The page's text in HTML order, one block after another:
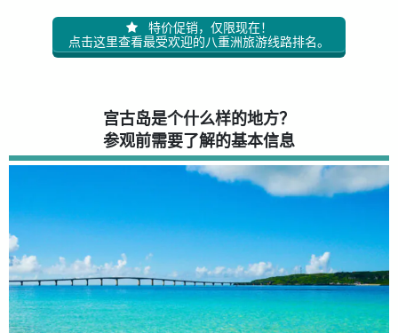
8.2.
SUP
8.4.探索南瓜洞洞穴
一日游计划] 宫古岛模型之旅的浓缩版，可欣赏壮观美
景，品尝美食！ 宫古岛模型一日游
12.摘要
特价促销，仅限现在！
点击这里查看最受欢迎的八重洲旅游线路排名。
宫古岛是个什么样的地方？
参观前需要了解的基本信息